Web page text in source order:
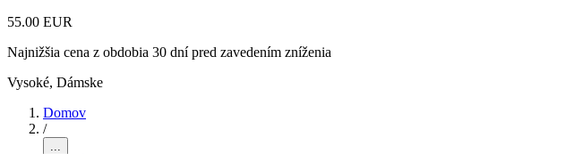
55.00 EUR
Najnižšia cena z obdobia 30 dní pred zavedením zníženia
Vysoké, Dámske
Domov
/
...